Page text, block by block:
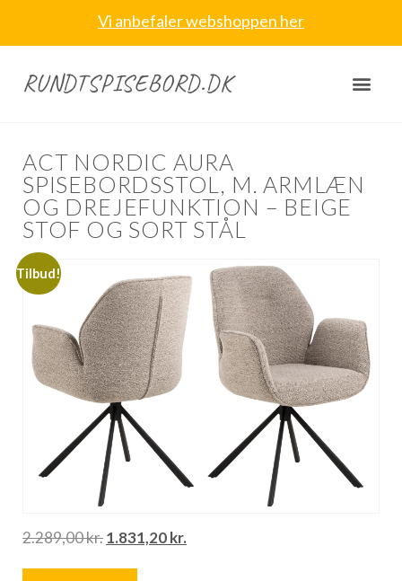
Vi anbefaler webshoppen her
RUNDTSPISEBORD.DK
ACT NORDIC AURA
SPISEBORDSSTOL, M. ARMLÆN
OG DREJEFUNKTION – BEIGE
STOF OG SORT STÅL
Tilbud!
2.289,00kr.1.831,20kr.